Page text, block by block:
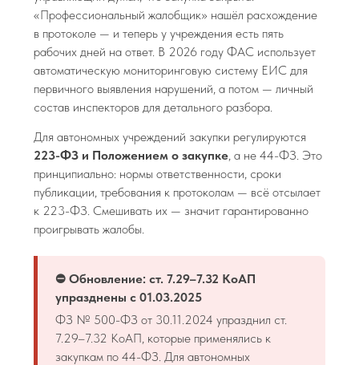
«Профессиональный жалобщик» нашёл расхождение
в протоколе — и теперь у учреждения есть пять
рабочих дней на ответ. В 2026 году ФАС использует
автоматическую мониторинговую систему ЕИС для
первичного выявления нарушений, а потом — личный
состав инспекторов для детального разбора.
Для автономных учреждений закупки регулируются
223-ФЗ и Положением о закупке , а не 44-ФЗ. Это
принципиально: нормы ответственности, сроки
публикации, требования к протоколам — всё отсылает
к 223-ФЗ. Смешивать их — значит гарантированно
проигрывать жалобы.
⛔ Обновление: ст. 7.29–7.32 КоАП
упразднены с 01.03.2025
ФЗ № 500-ФЗ от 30.11.2024 упразднил ст.
7.29–7.32 КоАП, которые применялись к
закупкам по 44-ФЗ. Для автономных